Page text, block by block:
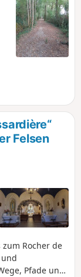
Felsen
Rocher de
Pfade und